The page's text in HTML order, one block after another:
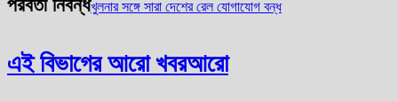
পরবর্তী নিবন্ধখুলনার সঙ্গে সারা দেশের রেল যোগাযোগ বন্ধ
এই বিভাগের আরো খবরআরো